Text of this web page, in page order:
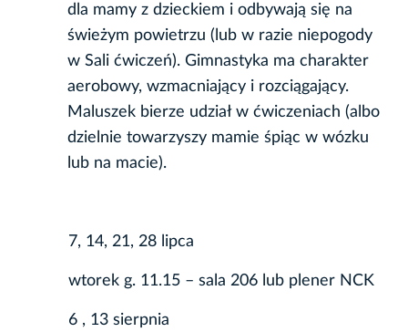
dla mamy z dzieckiem i odbywają się na
świeżym powietrzu (lub w razie niepogody
w Sali ćwiczeń). Gimnastyka ma charakter
aerobowy, wzmacniający i rozciągający.
Maluszek bierze udział w ćwiczeniach (albo
dzielnie towarzyszy mamie śpiąc w wózku
lub na macie).
7, 14, 21, 28 lipca
wtorek g. 11.15 – sala 206 lub plener NCK
6 , 13 sierpnia